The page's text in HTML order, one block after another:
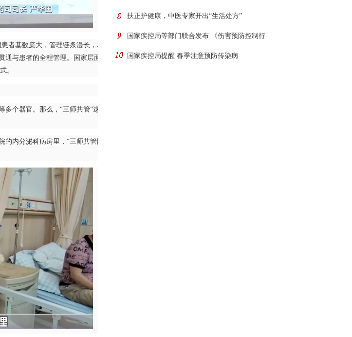
者基数庞大，管理链条漫长，单纯依靠专科医师单打独斗，难以实现全
与患者的全程管理。国家层面我们正在积极推进中医药数字化转型，
。
器官。那么，“三师共管”这种新的诊疗模式，能为患者带来哪些好
分泌科病房里，“三师共管团队”都会一起为住院的糖尿病患者会
际社会呼吁构建协同治···
扶正护健康，中医专家开出“生活处方”
国家疾控局等部门联合发布 《伤害预防控制行
动计划（2026—2030年···
国家疾控局提醒 春季注意预防传染病